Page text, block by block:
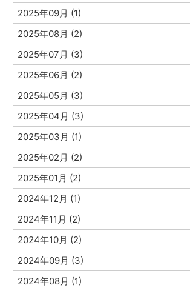
2025年09月 (1)
2025年08月 (2)
2025年07月 (3)
2025年06月 (2)
2025年05月 (3)
2025年04月 (3)
2025年03月 (1)
2025年02月 (2)
2025年01月 (2)
2024年12月 (1)
2024年11月 (2)
2024年10月 (2)
2024年09月 (3)
2024年08月 (1)